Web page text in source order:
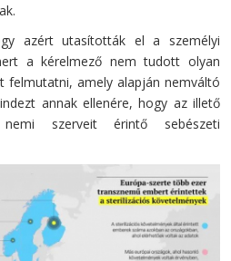
azért utasították el a személyi
a kérelmező nem tudott olyan
felmutatni, amely alapján nemváltó
annak ellenére, hogy az illető
szerveit érintő sebészeti